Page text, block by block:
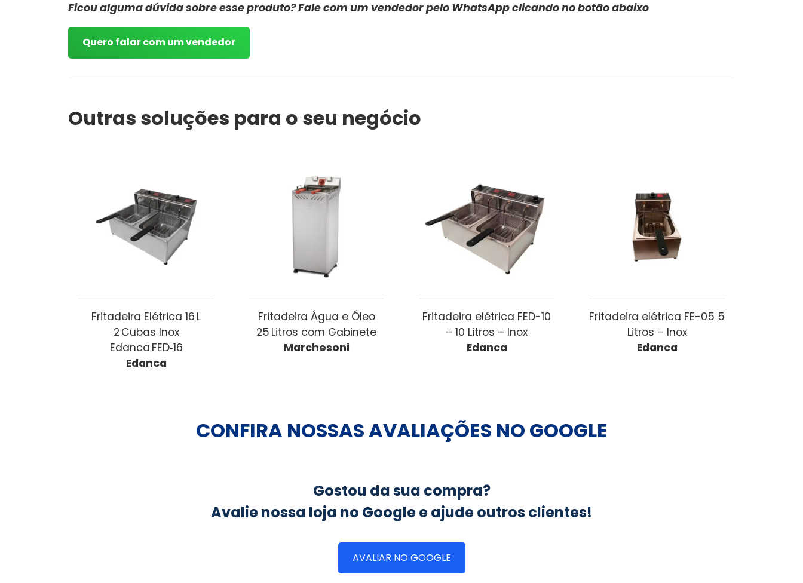
Ficou alguma dúvida sobre esse produto? Fale com um vendedor pelo WhatsApp clicando no botão abaixo
Quero falar com um vendedor
Outras soluções para o seu negócio
Fritadeira Elétrica 16 L
2 Cubas Inox
Edanca FED‑16
Edanca
Fritadeira Água e Óleo
25 Litros com Gabinete
Marchesoni
Fritadeira elétrica FED-10
– 10 Litros – Inox
Edanca
Fritadeira elétrica FE-05 5
Litros – Inox
Edanca
CONFIRA NOSSAS AVALIAÇÕES NO GOOGLE
Gostou da sua compra?
Avalie nossa loja no Google e ajude outros clientes!
AVALIAR NO GOOGLE